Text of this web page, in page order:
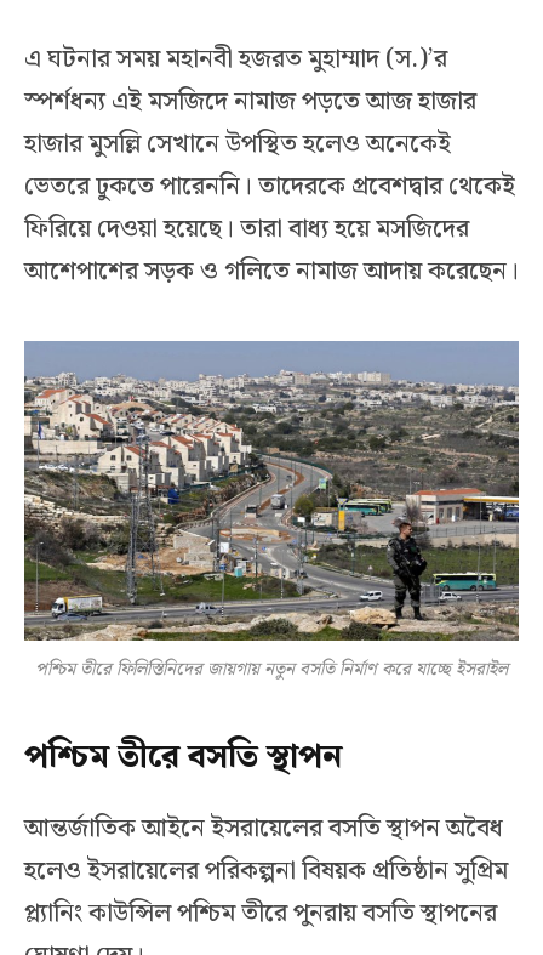
এ ঘটনার সময় মহানবী হজরত মুহাম্মাদ (স.)’র
স্পর্শধন্য এই মসজিদে নামাজ পড়তে আজ হাজার
হাজার মুসল্লি সেখানে উপস্থিত হলেও অনেকেই
ভেতরে ঢুকতে পারেননি। তাদেরকে প্রবেশদ্বার থেকেই
ফিরিয়ে দেওয়া হয়েছে। তারা বাধ্য হয়ে মসজিদের
আশেপাশের সড়ক ও গলিতে নামাজ আদায় করেছেন।
পশ্চিম তীরে ফিলিস্তিনিদের জায়গায় নতুন বসতি নির্মাণ করে যাচ্ছে ইসরাইল
পশ্চিম তীরে বসতি স্থাপন
আন্তর্জাতিক আইনে ইসরায়েলের বসতি স্থাপন অবৈধ
হলেও ইসরায়েলের পরিকল্পনা বিষয়ক প্রতিষ্ঠান সুপ্রিম
প্ল্যানিং কাউন্সিল পশ্চিম তীরে পুনরায় বসতি স্থাপনের